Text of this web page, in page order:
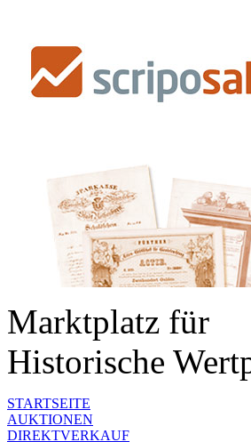
Marktplatz für
Historische
STARTSEITE
AUKTIONEN
DIREKTVERKAUF